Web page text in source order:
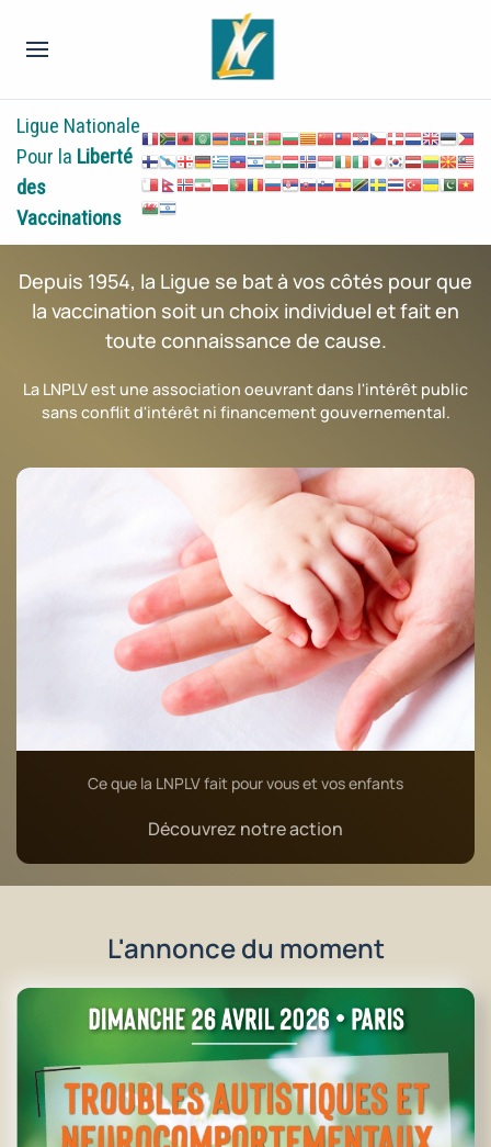
Ligue Nationale
Pour la Liberté
des
Vaccinations
Depuis 1954, la Ligue se bat à vos côtés pour que
la vaccination soit un choix individuel et fait en
toute connaissance de cause.
La LNPLV est une association oeuvrant dans l'intérêt public
sans conflit d'intérêt ni financement gouvernemental.
Ce que la LNPLV fait pour vous et vos enfants
Découvrez notre action
L'annonce du moment